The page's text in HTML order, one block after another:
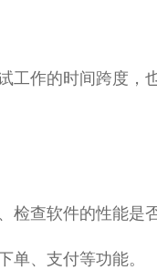
作的时间跨度，
查软件的性能
、支付等功能。